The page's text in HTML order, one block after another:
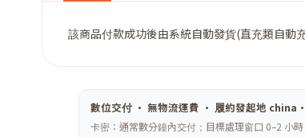
該商品付款成功後由系統自動發貨(直充類自動
數位交付 · 無物流運費 · 履約發起地
卡密：通常數分鐘內交付；目標處理窗口 0–2 小